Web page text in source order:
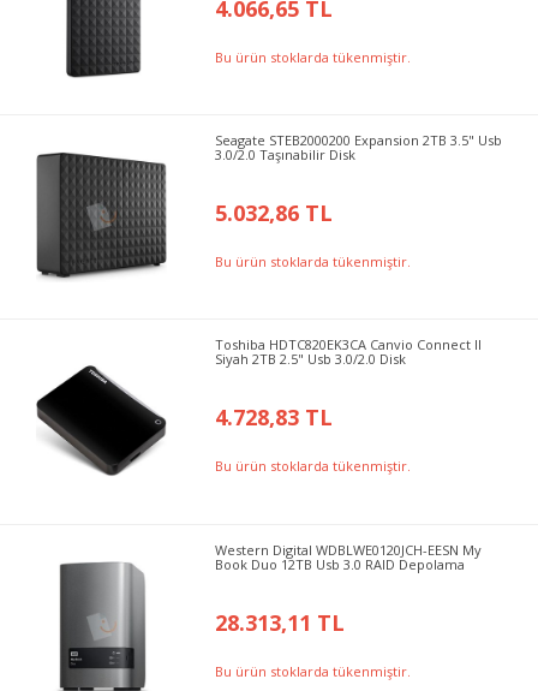
4.066,65 TL
Bu ürün stoklarda tükenmiştir.
Seagate STEB2000200 Expansion 2TB 3.5" Usb
3.0/2.0 Taşınabilir Disk
5.032,86 TL
Bu ürün stoklarda tükenmiştir.
Toshiba HDTC820EK3CA Canvio Connect II
Siyah 2TB 2.5" Usb 3.0/2.0 Disk
4.728,83 TL
Bu ürün stoklarda tükenmiştir.
Western Digital WDBLWE0120JCH-EESN My
Book Duo 12TB Usb 3.0 RAID Depolama
28.313,11 TL
Bu ürün stoklarda tükenmiştir.